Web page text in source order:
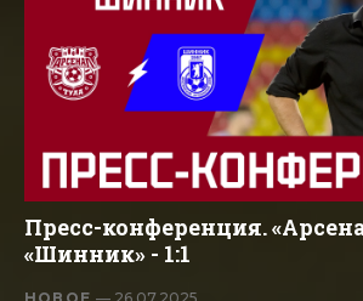
Пресс-конференция.
«Шинник» - 1:1